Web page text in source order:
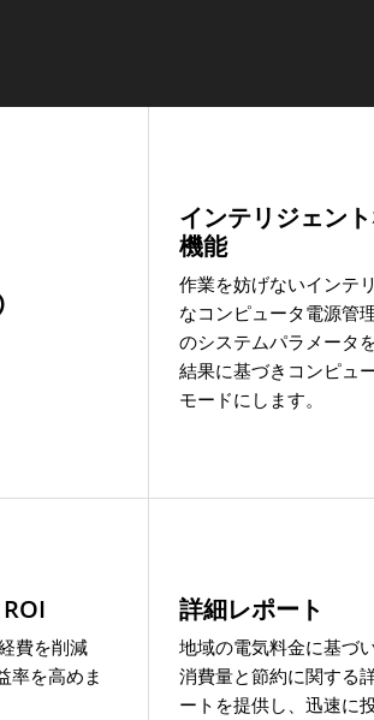
インテリジェン
機能
作業を妨げないインテ
なコンピュータ電源管
のシステムパラメータ
結果に基づきコンピュ
モードにします。
費を削減
率を高めま
詳細レポート
地域の電気料金に基づ
消費量と節約に関する
ートを提供し、迅速に